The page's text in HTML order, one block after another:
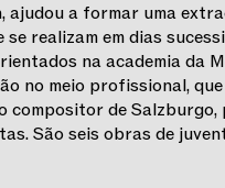
ajudou a formar uma
realizam em dias
na academia da
no meio profissional,
compositor de
São seis obras de